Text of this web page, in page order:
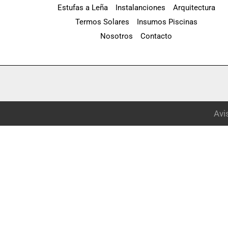
Estufas a Leña Instalanciones
Arquitectura
Termos Solares
Insumos Piscinas
Nosotros
Contacto